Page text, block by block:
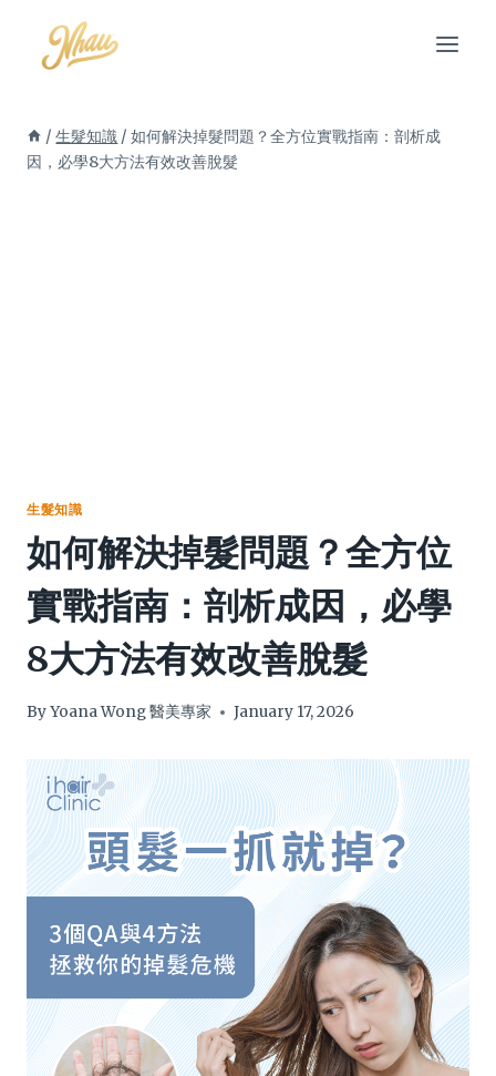
content
/ 生髮知識 / 如何解決掉髮問題？全方位實戰指南：剖析成
因，必學8大方法有效改善脫髮
生髮知識
如何解決掉髮問題？全方位
實戰指南：剖析成因，必學
8大方法有效改善脫髮
ByYoana Wong 醫美專家 January 17, 2026